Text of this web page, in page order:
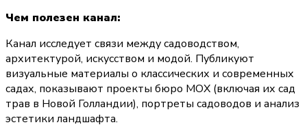
Чем полезен канал:
Канал исследует связи между садоводством,
архитектурой, искусством и модой. Публикуют
визуальные материалы о классических и современных
садах, показывают проекты бюро МОХ (включая их сад
трав в Новой Голландии), портреты садоводов и анализ
эстетики ландшафта.